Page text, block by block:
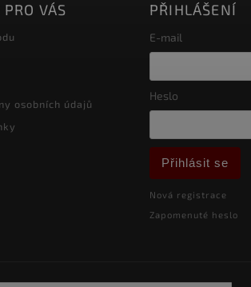
VÁS
osobních údajů
PŘIHLÁŠENÍ
E-mail
Heslo
Přihlásit se
Nová registrace
Zapomenuté heslo